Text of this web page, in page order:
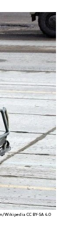
Wikipedia CC BY-SA 4.0